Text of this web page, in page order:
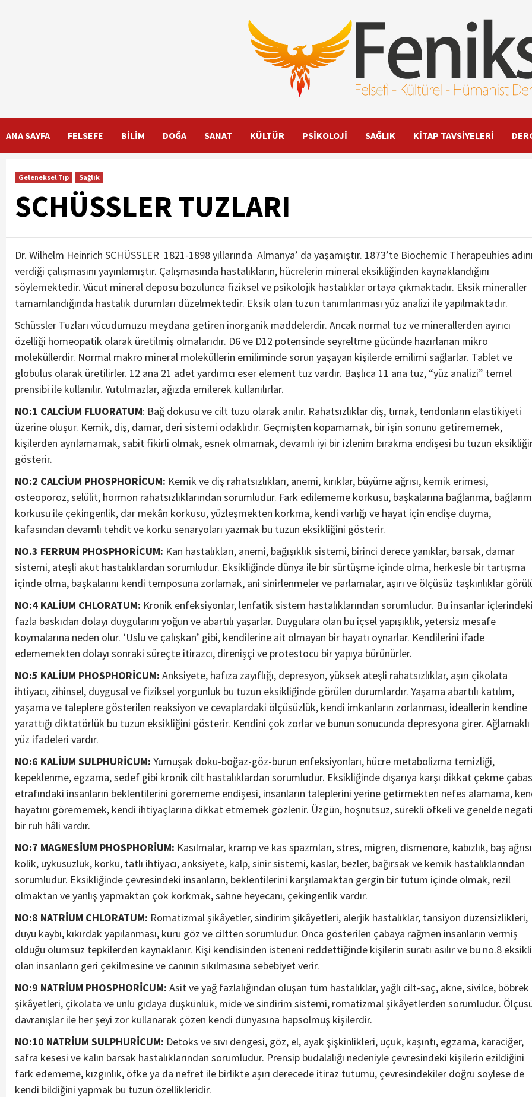
ANA SAYFA FELSEFE BİLİM DOĞA SANAT KÜLTÜR PSİKOLOJİ SAĞLIK KİTAP TAVSİYELERİ
Geleneksel Tıp Sağlık
SCHÜSSLER TUZLARI
Dr. Wilhelm Heinrich SCHÜSSLER 1821-1898 yıllarında Almanya’ da yaşamıştır. 1873’te Biochemic Therapeuhies adını
verdiği çalışmasını yayınlamıştır. Çalışmasında hastalıkların, hücrelerin mineral eksikliğinden kaynaklandığını
söylemektedir. Vücut mineral deposu bozulunca fiziksel ve psikolojik hastalıklar ortaya çıkmaktadır. Eksik mineraller
tamamlandığında hastalık durumları düzelmektedir. Eksik olan tuzun tanımlanması yüz analizi ile yapılmaktadır.
Schüssler Tuzları vücudumuzu meydana getiren inorganik maddelerdir. Ancak normal tuz ve minerallerden ayırıcı
özelliği homeopatik olarak üretilmiş olmalarıdır. D6 ve D12 potensinde seyreltme gücünde hazırlanan mikro
moleküllerdir. Normal makro mineral moleküllerin emiliminde sorun yaşayan kişilerde emilimi sağlarlar. Tablet ve
globulus olarak üretilirler. 12 ana 21 adet yardımcı eser element tuz vardır. Başlıca 11 ana tuz, “yüz analizi” temel
prensibi ile kullanılır. Yutulmazlar, ağızda emilerek kullanılırlar.
NO:1 CALCİUM FLUORATUM: Bağ dokusu ve cilt tuzu olarak anılır. Rahatsızlıklar diş, tırnak, tendonların elastikiyeti
üzerine oluşur. Kemik, diş, damar, deri sistemi odaklıdır. Geçmişten kopamamak, bir işin sonunu getirememek,
kişilerden ayrılamamak, sabit fikirli olmak, esnek olmamak, devamlı iyi bir izlenim bırakma endişesi bu tuzun
gösterir.
NO:2 CALCİUM PHOSPHORİCUM: Kemik ve diş rahatsızlıkları, anemi, kırıklar, büyüme ağrısı, kemik erimesi,
osteoporoz, selülit, hormon rahatsızlıklarından sorumludur. Fark edilememe korkusu, başkalarına bağlanma,
korkusu ile çekingenlik, dar mekân korkusu, yüzleşmekten korkma, kendi varlığı ve hayat için endişe duyma,
kafasından devamlı tehdit ve korku senaryoları yazmak bu tuzun eksikliğini gösterir.
NO.3 FERRUM PHOSPHORİCUM: Kan hastalıkları, anemi, bağışıklık sistemi, birinci derece yanıklar, barsak, damar
sistemi, ateşli akut hastalıklardan sorumludur. Eksikliğinde dünya ile bir sürtüşme içinde olma, herkesle bir tartışma
içinde olma, başkalarını kendi temposuna zorlamak, ani sinirlenmeler ve parlamalar, aşırı ve ölçüsüz taşkınlıklar
NO:4 KALİUM CHLORATUM: Kronik enfeksiyonlar, lenfatik sistem hastalıklarından sorumludur. Bu insanlar içlerindeki
fazla baskıdan dolayı duygularını yoğun ve abartılı yaşarlar. Duygulara olan bu içsel yapışıklık, yetersiz mesafe
koymalarına neden olur. ‘Uslu ve çalışkan’ gibi, kendilerine ait olmayan bir hayatı oynarlar. Kendilerini ifade
edememekten dolayı sonraki süreçte itirazcı, direnişçi ve protestocu bir yapıya bürünürler.
NO:5 KALİUM PHOSPHORİCUM: Anksiyete, hafıza zayıflığı, depresyon, yüksek ateşli rahatsızlıklar, aşırı çikolata
ihtiyacı, zihinsel, duygusal ve fiziksel yorgunluk bu tuzun eksikliğinde görülen durumlardır. Yaşama abartılı katılım,
yaşama ve taleplere gösterilen reaksiyon ve cevaplardaki ölçüsüzlük, kendi imkanların zorlanması, ideallerin kendine
yarattığı diktatörlük bu tuzun eksikliğini gösterir. Kendini çok zorlar ve bunun sonucunda depresyona girer. Ağlamaklı
yüz ifadeleri vardır.
NO:6 KALİUM SULPHURİCUM: Yumuşak doku-boğaz-göz-burun enfeksiyonları, hücre metabolizma temizliği,
kepeklenme, egzama, sedef gibi kronik cilt hastalıklardan sorumludur. Eksikliğinde dışarıya karşı dikkat çekme
etrafındaki insanların beklentilerini görememe endişesi, insanların taleplerini yerine getirmekten nefes alamama,
hayatını görememek, kendi ihtiyaçlarına dikkat etmemek gözlenir. Üzgün, hoşnutsuz, sürekli öfkeli ve genelde
bir ruh hâli vardır.
NO:7 MAGNESİUM PHOSPHORİUM: Kasılmalar, kramp ve kas spazmları, stres, migren, dismenore, kabızlık, baş
kolik, uykusuzluk, korku, tatlı ihtiyacı, anksiyete, kalp, sinir sistemi, kaslar, bezler, bağırsak ve kemik hastalıklarından
sorumludur. Eksikliğinde çevresindeki insanların, beklentilerini karşılamaktan gergin bir tutum içinde olmak, rezil
olmaktan ve yanlış yapmaktan çok korkmak, sahne heyecanı, çekingenlik vardır.
NO:8 NATRİUM CHLORATUM: Romatizmal şikâyetler, sindirim şikâyetleri, alerjik hastalıklar, tansiyon düzensizlikleri,
duyu kaybı, kıkırdak yapılanması, kuru göz ve ciltten sorumludur. Onca gösterilen çabaya rağmen insanların vermiş
olduğu olumsuz tepkilerden kaynaklanır. Kişi kendisinden isteneni reddettiğinde kişilerin suratı asılır ve bu no.8
olan insanların geri çekilmesine ve canının sıkılmasına sebebiyet verir.
NO:9 NATRİUM PHOSPHORİCUM: Asit ve yağ fazlalığından oluşan tüm hastalıklar, yağlı cilt-saç, akne, sivilce, böbrek
şikâyetleri, çikolata ve unlu gıdaya düşkünlük, mide ve sindirim sistemi, romatizmal şikâyetlerden sorumludur.
davranışlar ile her şeyi zor kullanarak çözen kendi dünyasına hapsolmuş kişilerdir.
NO:10 NATRİUM SULPHURİCUM: Detoks ve sıvı dengesi, göz, el, ayak şişkinlikleri, uçuk, kaşıntı, egzama, karaciğer,
safra kesesi ve kalın barsak hastalıklarından sorumludur. Prensip budalalığı nedeniyle çevresindeki kişilerin ezildiğini
fark edememe, kızgınlık, öfke ya da nefret ile birlikte aşırı derecede itiraz tutumu, çevresindekiler doğru söylese de
kendi bildiğini yapmak bu tuzun özellikleridir.